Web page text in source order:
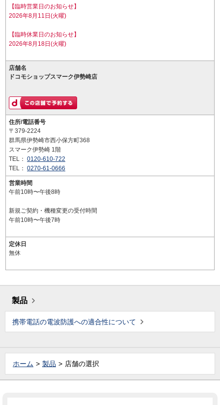
【臨時営業日のお知らせ】
2026年8月11日(火曜)
【臨時休業日のお知らせ】
2026年8月18日(火曜)
店舗名
ドコモショップスマーク伊勢崎店
住所/電話番号
〒379-2224
群馬県伊勢崎市西小保方町368
スマーク伊勢崎 1階
TEL： 0120-610-722
TEL： 0270-61-0666
営業時間
午前10時〜午後8時
新規ご契約・機種変更の受付時間
午前10時〜午後7時
定休日
無休
製品
携帯電話の電波防護への適合性について
ホーム 製品 店舗の選択